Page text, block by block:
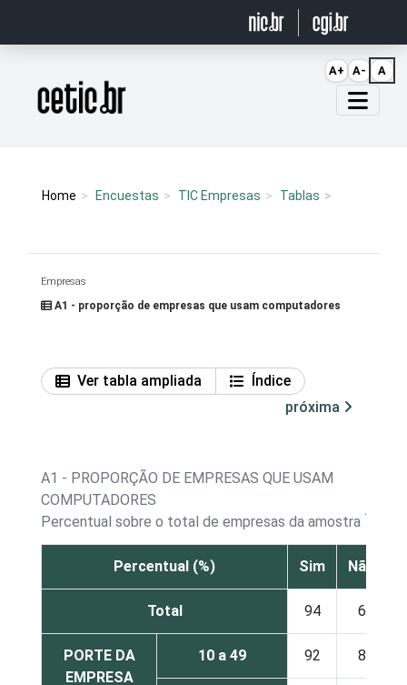
Página inicial
Home Encuestas TIC Empresas Tablas
Empresas
A1 - proporção de empresas que usam computadores
Ver tabla ampliada
Índice
próxima
A1 - PROPORÇÃO DE EMPRESAS QUE USAM
COMPUTADORES
Percentual sobre o total de empresas da amostra 1
Percentual (%) Sim Não
Total 94 6
PORTE DA
EMPRESA
10 a 49 92 8
A+ A- A